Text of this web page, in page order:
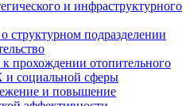
и инфраструктурного
структурном подразделении
прохождении отопительного
социальной сферы
и повышение